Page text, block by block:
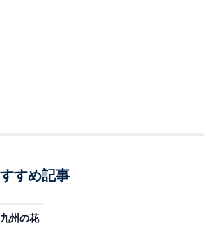
ら」(40代女性／愛媛県)、「桜島
すめ記事
州の花